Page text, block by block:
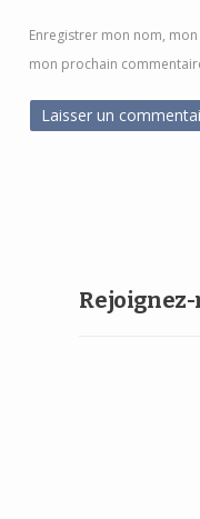
Enregistrer mon nom,
mon prochain